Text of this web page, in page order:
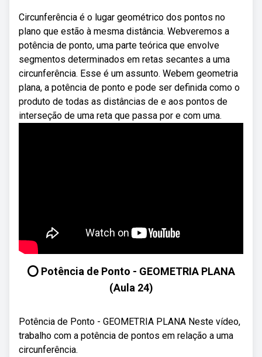
Circunferência é o lugar geométrico dos pontos no
plano que estão à mesma distância. Webveremos a
potência de ponto, uma parte teórica que envolve
segmentos determinados em retas secantes a uma
circunferência. Esse é um assunto. Webem geometria
plana, a potência de ponto e pode ser definida como o
produto de todas as distâncias de e aos pontos de
interseção de uma reta que passa por e com uma.
⭕ Potência de Ponto - GEOMETRIA PLANA
(Aula 24)
Potência de Ponto - GEOMETRIA PLANA Neste vídeo,
trabalho com a potência de pontos em relação a uma
circunferência.